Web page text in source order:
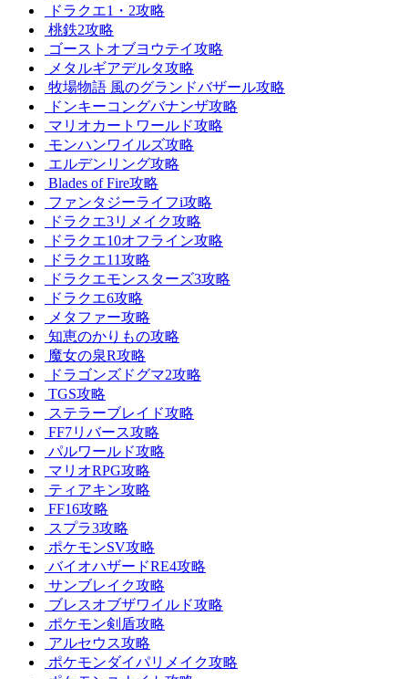
ドラクエ1・2攻略
桃鉄2攻略
ゴーストオブヨウテイ攻略
メタルギアデルタ攻略
牧場物語 風のグランドバザール攻略
ドンキーコングバナンザ攻略
マリオカートワールド攻略
モンハンワイルズ攻略
エルデンリング攻略
Blades of Fire攻略
ファンタジーライフi攻略
ドラクエ3リメイク攻略
ドラクエ10オフライン攻略
ドラクエ11攻略
ドラクエモンスターズ3攻略
ドラクエ6攻略
メタファー攻略
知恵のかりもの攻略
魔女の泉R攻略
ドラゴンズドグマ2攻略
TGS攻略
ステラーブレイド攻略
FF7リバース攻略
パルワールド攻略
マリオRPG攻略
ティアキン攻略
FF16攻略
スプラ3攻略
ポケモンSV攻略
バイオハザードRE4攻略
サンブレイク攻略
ブレスオブザワイルド攻略
ポケモン剣盾攻略
アルセウス攻略
ポケモンダイパリメイク攻略